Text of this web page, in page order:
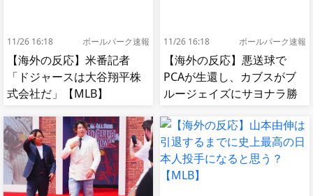
11/26 16:18 ボールパーク速報
【海外の反応】米番記者
「ドジャースは大谷翔平株
式会社だ」【MLB】
11/26 16:18 ボールパーク速報
【海外の反応】悪送球で
PCAが生還し、カブスがブ
ルージェイズにサヨナラ勝